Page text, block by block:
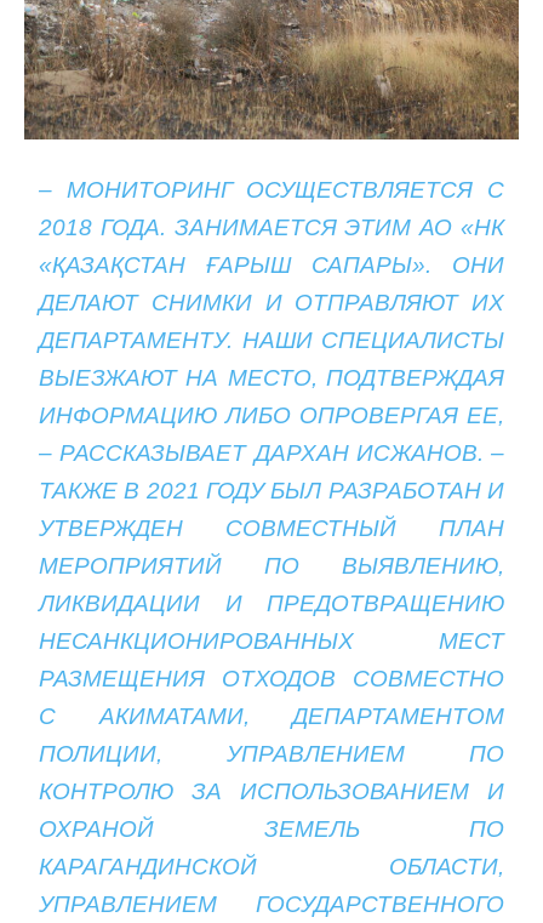
– МОНИТОРИНГ ОСУЩЕСТВЛЯЕТСЯ С
2018 ГОДА. ЗАНИМАЕТСЯ ЭТИМ АО «НК
«ҚАЗАҚСТАН ҒАРЫШ САПАРЫ». ОНИ
ДЕЛАЮТ СНИМКИ И ОТПРАВЛЯЮТ ИХ
ДЕПАРТАМЕНТУ. НАШИ СПЕЦИАЛИСТЫ
ВЫЕЗЖАЮТ НА МЕСТО, ПОДТВЕРЖДАЯ
ИНФОРМАЦИЮ ЛИБО ОПРОВЕРГАЯ ЕЕ,
– РАССКАЗЫВАЕТ ДАРХАН ИСЖАНОВ. –
ТАКЖЕ В 2021 ГОДУ БЫЛ РАЗРАБОТАН И
УТВЕРЖДЕН СОВМЕСТНЫЙ ПЛАН
МЕРОПРИЯТИЙ ПО ВЫЯВЛЕНИЮ,
ЛИКВИДАЦИИ И ПРЕДОТВРАЩЕНИЮ
НЕСАНКЦИОНИРОВАННЫХ МЕСТ
РАЗМЕЩЕНИЯ ОТХОДОВ СОВМЕСТНО
С АКИМАТАМИ, ДЕПАРТАМЕНТОМ
ПОЛИЦИИ, УПРАВЛЕНИЕМ ПО
КОНТРОЛЮ ЗА ИСПОЛЬЗОВАНИЕМ И
ОХРАНОЙ ЗЕМЕЛЬ ПО
КАРАГАНДИНСКОЙ ОБЛАСТИ,
УПРАВЛЕНИЕМ ГОСУДАРСТВЕННОГО